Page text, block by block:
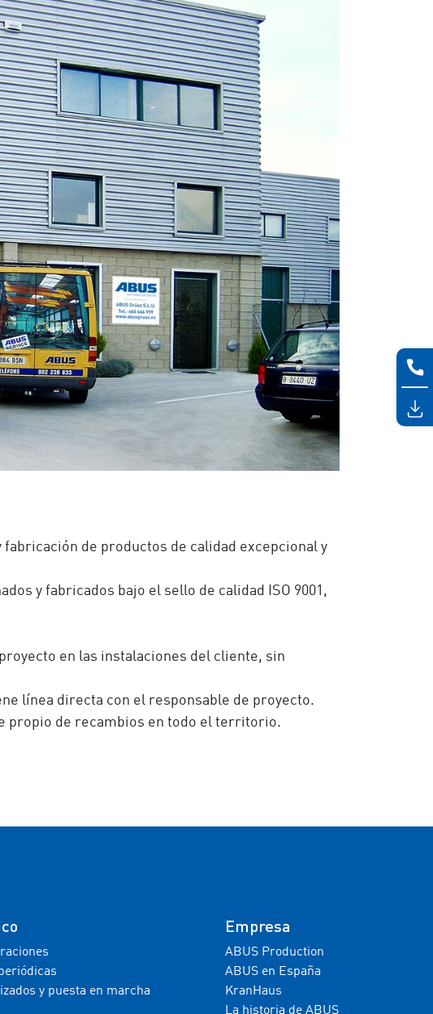
fabricación de productos de calidad excepcional y
y fabricados bajo el sello de calidad ISO 9001,
en las instalaciones del cliente, sin
línea directa con el responsable de proyecto.
propio de recambios en todo el territorio.
y puesta en marcha
Empresa
ABUS Production
ABUS en España
KranHaus
La historia de ABUS